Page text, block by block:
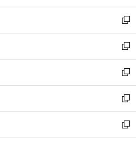
開
く
ウ
で
開
く
ン
ド
ウ
で
開
く
ウ
ィ
ン
ド
ウ
で
開
く
新
し
い
ウ
ィ
ン
ド
ウ
で
開
新
し
い
ウ
ィ
ン
ド
ウ
新
し
い
ウ
ィ
ン
新
し
い
ウ
新
し